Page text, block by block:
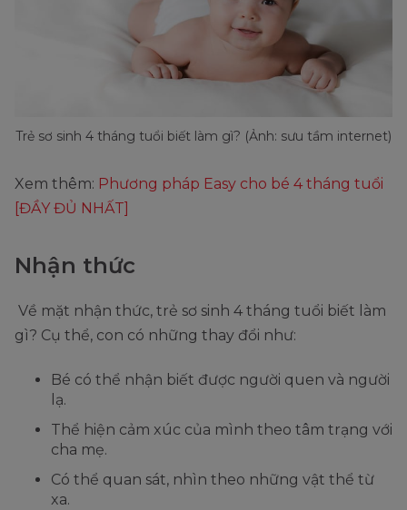
Trẻ sơ sinh 4 tháng tuổi biết làm gì? (Ảnh: sưu tầm internet)
Xem thêm: Phương pháp Easy cho bé 4 tháng tuổi
[ĐẦY ĐỦ NHẤT]
Nhận thức
Về mặt nhận thức, trẻ sơ sinh 4 tháng tuổi biết làm
gì? Cụ thể, con có những thay đổi như:
Bé có thể nhận biết được người quen và người
lạ.
Thể hiện cảm xúc của mình theo tâm trạng với
cha mẹ.
Có thể quan sát, nhìn theo những vật thể từ
xa.